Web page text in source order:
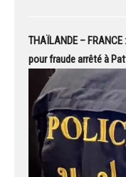
THAÏLANDE –
pour fraude arrêté à